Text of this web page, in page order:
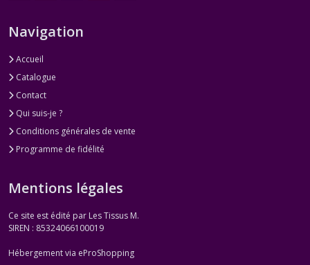
Navigation
Accueil
Catalogue
Contact
Qui suis-je ?
Conditions générales de vente
Programme de fidélité
Mentions légales
Ce site est édité par Les Tissus M.
SIREN : 85324066100019
Hébergement via eProShopping